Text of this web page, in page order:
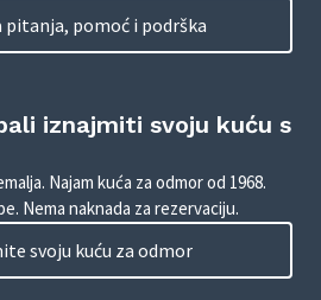
pitanja, pomoć i podrška
iznajmiti svoju kuću s
Najam kuća za odmor od 1968.
Nema naknada za rezervaciju.
svoju kuću za odmor